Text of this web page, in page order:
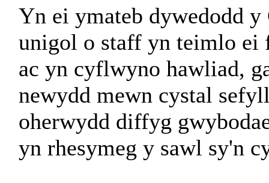
Yn ei ymateb dywedodd y
unigol o staff yn teimlo ei
ac yn cyflwyno hawliad,
newydd mewn cystal
oherwydd diffyg
yn rhesymeg y sawl sy'n